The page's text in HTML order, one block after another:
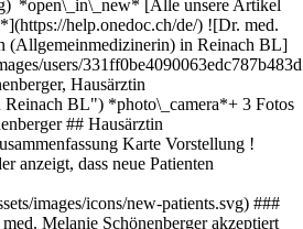
*open\_in\_new* [Alle unsere Artikel
help.onedoc.ch/de/) ![Dr. med.
(Allgemeinmedizinerin) in Reinach BL]
users/
Hausärztin
BL") *photo\_camera*+ 3 Fotos
## Hausärztin
Karte Vorstellung !
anzeigt, dass neue Patienten
images/icons/new-patients.svg) ###
Melanie Schönenberger akzeptiert